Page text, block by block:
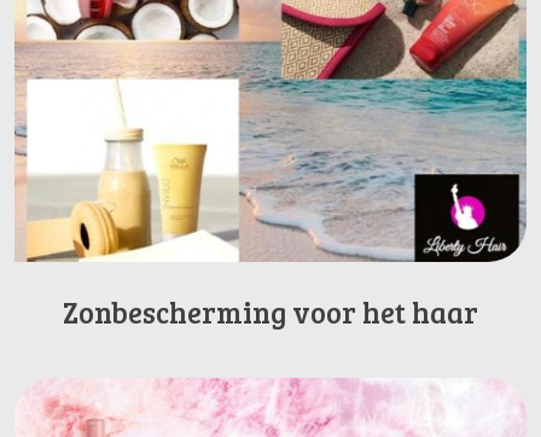
Zonbescherming voor het haar